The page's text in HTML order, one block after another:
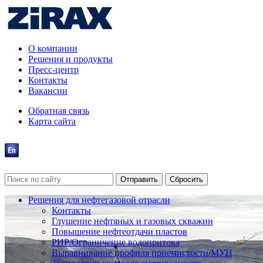
О компании
Решения и продукты
Пресс-центр
Контакты
Вакансии
Обратная связь
Карта сайта
Решения для нефтегазовой отрасли
Контакты
Глушение нефтяных и газовых скважин
Повышение нефтеотдачи пластов
РИР/Ограничение водопритока
Выравнивание профиля приемистости/МУН